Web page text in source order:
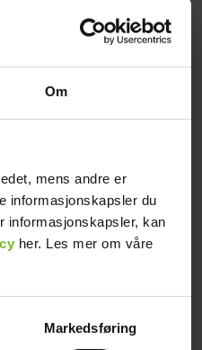
Om
mens andre er
informasjonskapsler du
informasjonskapsler, kan
her. Les mer om våre
Markedsføring